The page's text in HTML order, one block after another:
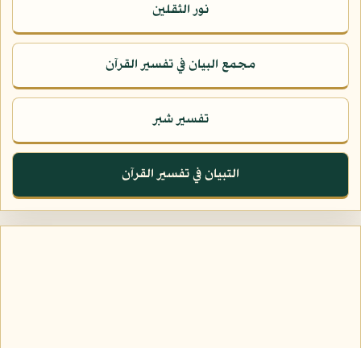
نور الثقلين
مجمع البيان في تفسير القرآن
تفسير شبر
التبيان في تفسير القرآن